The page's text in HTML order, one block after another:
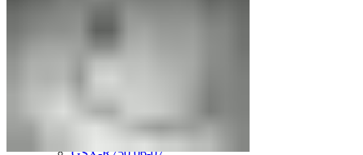
GSX-R600 01-03
GSX-R750 00-03
GSX-R750 04-05